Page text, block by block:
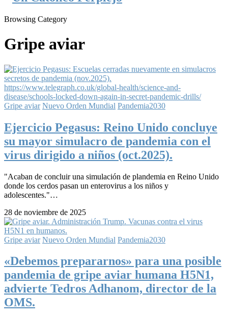
Browsing Category
Gripe aviar
Gripe aviar Nuevo Orden Mundial Pandemia2030
Ejercicio Pegasus: Reino Unido concluye
su mayor simulacro de pandemia con el
virus dirigido a niños (oct.2025).
"Acaban de concluir una simulación de plandemia en Reino Unido
donde los cerdos pasan un enterovirus a los niños y
adolescentes."…
28 de noviembre de 2025
Gripe aviar Nuevo Orden Mundial Pandemia2030
«Debemos prepararnos» para una posible
pandemia de gripe aviar humana H5N1,
advierte Tedros Adhanom, director de la
OMS.